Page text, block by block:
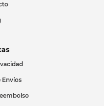
Envíos